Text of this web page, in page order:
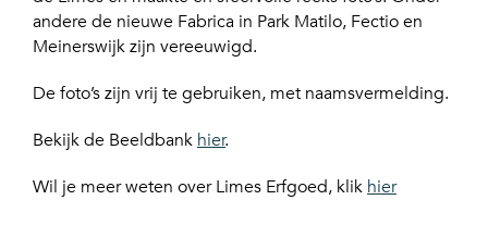
andere de nieuwe Fabrica in Park Matilo, Fectio en
Meinerswijk zijn vereeuwigd.
De foto’s zijn vrij te gebruiken, met naamsvermelding.
Bekijk de Beeldbank hier.
Wil je meer weten over Limes Erfgoed, klik hier